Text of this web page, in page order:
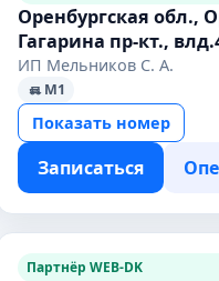
Оренбургская обл.,
Гагарина пр-кт.,
ИП Мельников С. А.
M1
Показать номер
Записаться
Партнёр WEB-DK